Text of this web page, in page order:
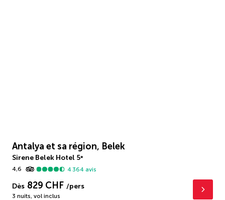
Antalya et sa région, Belek
Sirene Belek Hotel 5*
4,6
4 364 avis
Dès 829 CHF /pers
3 nuits, vol inclus